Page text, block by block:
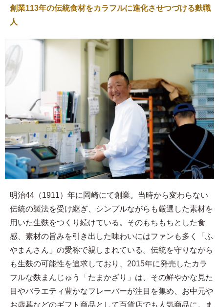
創業113年の伝統食材をカラフルに進化させつづける麩職
人
明治44（1911）年に岡崎にて創業。当時から変わらない
伝統の製法を受け継ぎ、シンプルながらも厳選した素材を
用いた生麩をつくり続けている。そのもちもちとした食
感、素材の旨みを引き出した味わいにはファンも多く「ふ
やまんさん」の愛称で親しまれている。伝統を守りながら
も生麩の可能性を追求しており、2015年に発売したカラ
フルな麩まんじゅう「たまかざり」は、その鮮やかな見た
目やバラエティ豊かなフレーバーが注目を集め、お中元や
お歳暮などのギフト商品として百貨店でも人気商品に。ま